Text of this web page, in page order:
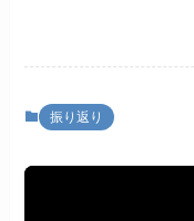
振り返り